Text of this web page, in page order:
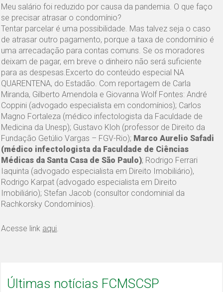
Meu salário foi reduzido por causa da pandemia. O que faço
se precisar atrasar o condomínio?
Tentar parcelar é uma possibilidade. Mas talvez seja o caso
de atrasar outro pagamento, porque a taxa de condomínio é
uma arrecadação para contas comuns. Se os moradores
deixam de pagar, em breve o dinheiro não será suficiente
para as despesas.Excerto do conteúdo especial NA
QUARENTENA, do Estadão. Com reportagem de Carla
Miranda, Gilberto Amendola e Giovanna Wolf Fontes: André
Coppini (advogado especialista em condomínios); Carlos
Magno Fortaleza (médico infectologista da Faculdade de
Medicina da Unesp); Gustavo Kloh (professor de Direito da
Fundação Getúlio Vargas – FGV-Rio); Marco Aurelio Safadi
(médico infectologista da Faculdade de Ciências
Médicas da Santa Casa de São Paulo); Rodrigo Ferrari
Iaquinta (advogado especialista em Direito Imobiliário),
Rodrigo Karpat (advogado especialista em Direito
Imobiliário); Stefan Jacob (consultor condominial da
Rachkorsky Condomínios).
Acesse link aqui.
Últimas notícias FCMSCSP